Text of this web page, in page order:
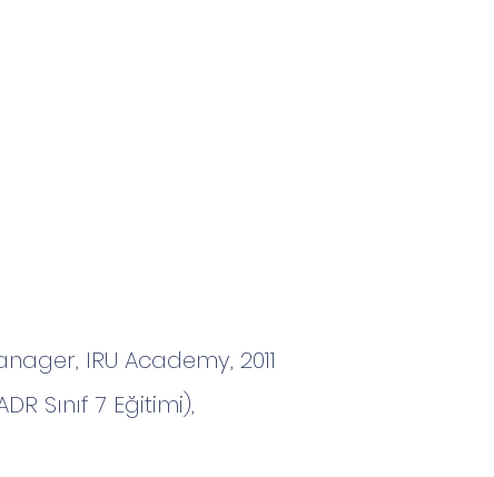
IRU Academy, 2011
Sınıf 7 Eğitimi),